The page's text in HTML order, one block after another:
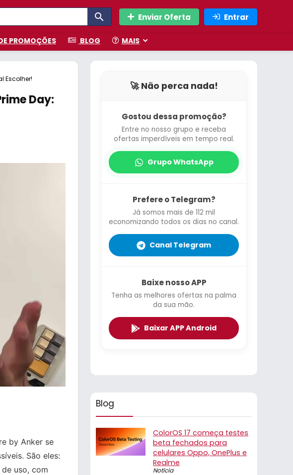
Enviar Oferta Entrar
PROMOÇÕES BLOG MAIS
Escolher!
Day:
by Anker se
São eles:
uso, com
🚀 Não perca nada!
Gostou dessa promoção?
Entre no nosso grupo e receba
ofertas imperdíveis em tempo real.
Grupo WhatsApp
Prefere o Telegram?
Já somos mais de 112 mil
economizando todos os dias no canal.
Canal Telegram
Baixe nosso APP
Tenha as melhores ofertas na palma
da sua mão.
Baixar APP Android
Blog
ColorOS 17 começa testes
beta fechados para
celulares Oppo, OnePlus e
Realme
Notícia